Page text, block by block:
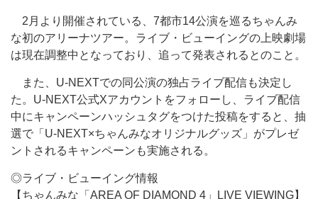
2月より開催されている、7都市14公演を巡るちゃんみ
な初のアリーナツアー。ライブ・ビューイングの上映劇場
は現在調整中となっており、追って発表されるとのこと。
また、U-NEXTでの同公演の独占ライブ配信も決定し
た。U-NEXT公式Xアカウントをフォローし、ライブ配信
中にキャンペーンハッシュタグをつけた投稿をすると、抽
選で「U-NEXT×ちゃんみなオリジナルグッズ」がプレゼ
ントされるキャンペーンも実施される。
◎ライブ・ビューイング情報
【ちゃんみな「AREA OF DIAMOND 4」LIVE VIEWING】